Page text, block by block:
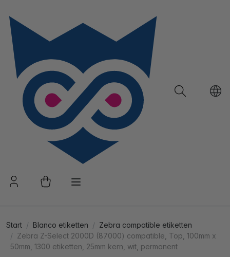
Start Blanco etiketten
Zebra compatible etiketten
Zebra Z-Select 2000D (87000) compatible, Top, 100mm x
50mm, 1300 etiketten, 25mm kern, wit, permanent